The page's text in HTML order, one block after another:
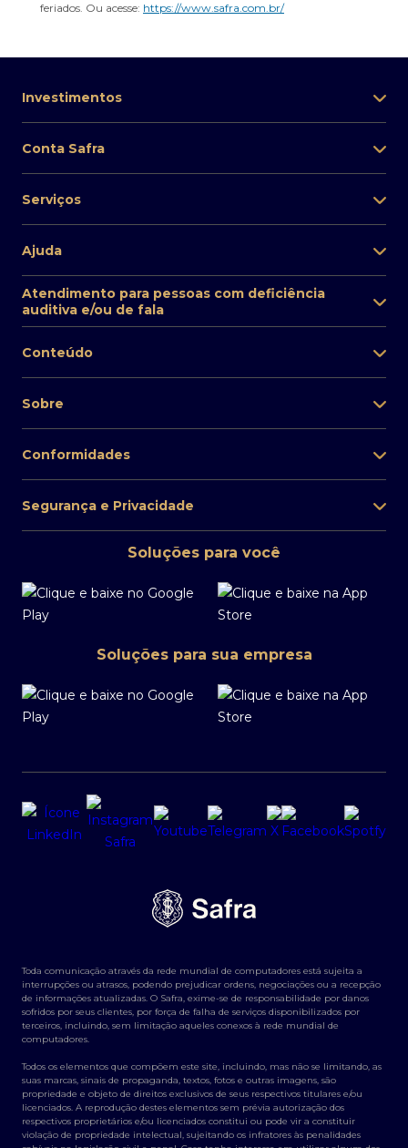
feriados. Ou acesse: https://www.safra.com.br/
Investimentos
Conta Safra
Serviços
Ajuda
Atendimento para pessoas com deficiência
auditiva e/ou de fala
Conteúdo
Sobre
Conformidades
Segurança e Privacidade
Soluções para você
Soluções para sua empresa
Toda comunicação através da rede mundial de computadores está sujeita a
interrupções ou atrasos, podendo prejudicar ordens, negociações ou a recepção
de informações atualizadas. O Safra, exime-se de responsabilidade por danos
sofridos por seus clientes, por força de falha de serviços disponibilizados por
terceiros, incluindo, sem limitação aqueles conexos à rede mundial de
computadores.
Todos os elementos que compõem este site, incluindo, mas não se limitando, as
suas marcas, sinais de propaganda, textos, fotos e outras imagens, são
propriedade e objeto de direitos exclusivos de seus respectivos titulares e/ou
licenciados. A reprodução destes elementos sem prévia autorização dos
respectivos proprietários e/ou licenciados constitui ou pode vir a constituir
violação de propriedade intelectual, sujeitando os infratores às penalidades